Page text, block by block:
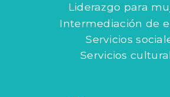
Liderazgo para
Intermediación de
Servicios
Servicios